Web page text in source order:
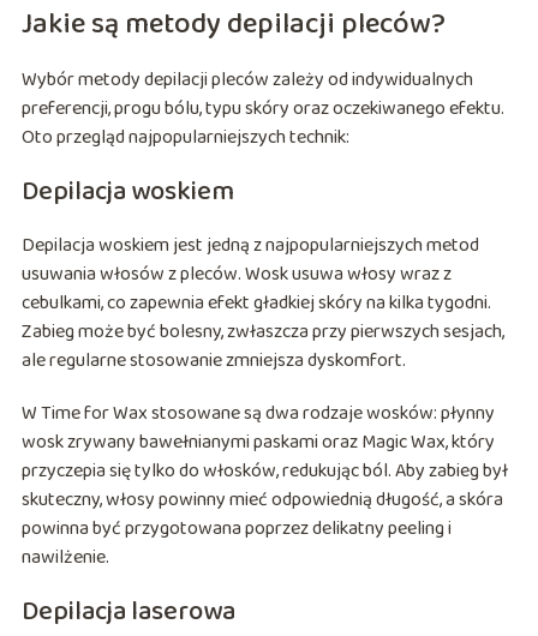
Jakie są metody depilacji pleców?
Wybór metody depilacji pleców zależy od indywidualnych
preferencji, progu bólu, typu skóry oraz oczekiwanego efektu.
Oto przegląd najpopularniejszych technik:
Depilacja woskiem
Depilacja woskiem jest jedną z najpopularniejszych metod
usuwania włosów z pleców. Wosk usuwa włosy wraz z
cebulkami, co zapewnia efekt gładkiej skóry na kilka tygodni.
Zabieg może być bolesny, zwłaszcza przy pierwszych sesjach,
ale regularne stosowanie zmniejsza dyskomfort.
W Time for Wax stosowane są dwa rodzaje wosków: płynny
wosk zrywany bawełnianymi paskami oraz Magic Wax, który
przyczepia się tylko do włosków, redukując ból. Aby zabieg był
skuteczny, włosy powinny mieć odpowiednią długość, a skóra
powinna być przygotowana poprzez delikatny peeling i
nawilżenie.
Depilacja laserowa